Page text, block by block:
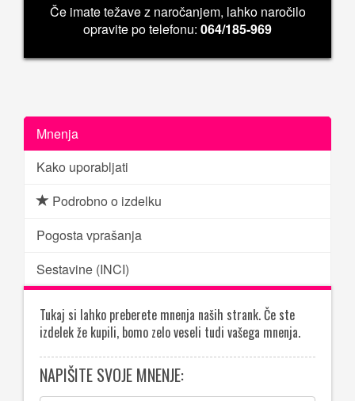
Če imate težave z naročanjem, lahko naročilo
opravite po telefonu: 064/185-969
Mnenja
Kako uporabljati
Podrobno o izdelku
Pogosta vprašanja
Sestavine (INCI)
Tukaj si lahko preberete mnenja naših strank. Če ste
izdelek že kupili, bomo zelo veseli tudi vašega mnenja.
NAPIŠITE SVOJE MNENJE: